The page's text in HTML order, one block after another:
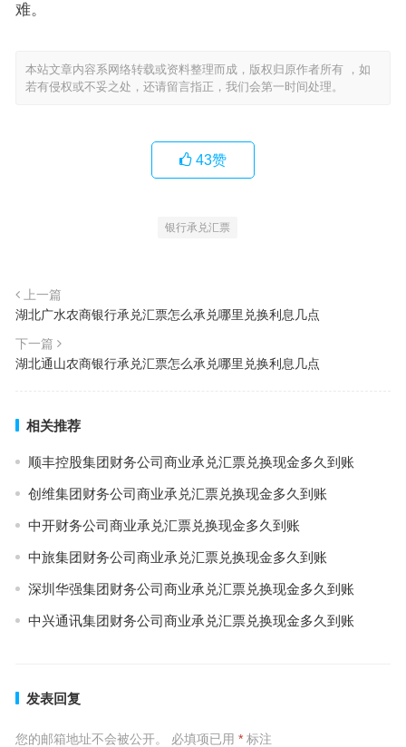
难。
本站文章内容系网络转载或资料整理而成，版权归原作者所有 ，如
若有侵权或不妥之处，还请留言指正，我们会第一时间处理。
43赞
银行承兑汇票
上一篇
湖北广水农商银行承兑汇票怎么承兑哪里兑换利息几点
下一篇
湖北通山农商银行承兑汇票怎么承兑哪里兑换利息几点
相关推荐
顺丰控股集团财务公司商业承兑汇票兑换现金多久到账
创维集团财务公司商业承兑汇票兑换现金多久到账
中开财务公司商业承兑汇票兑换现金多久到账
中旅集团财务公司商业承兑汇票兑换现金多久到账
深圳华强集团财务公司商业承兑汇票兑换现金多久到账
中兴通讯集团财务公司商业承兑汇票兑换现金多久到账
发表回复
您的邮箱地址不会被公开。 必填项已用 *标注